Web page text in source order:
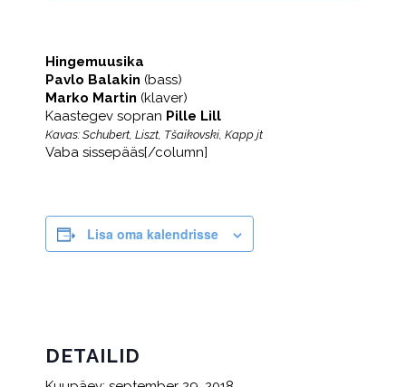
Hingemuusika
Pavlo Balakin (bass)
Marko Martin (klaver)
Kaastegev sopran Pille Lill
Kavas: Schubert, Liszt, Tšaikovski, Kapp jt
Vaba sissepääs[/column]
Lisa oma kalendrisse
DETAILID